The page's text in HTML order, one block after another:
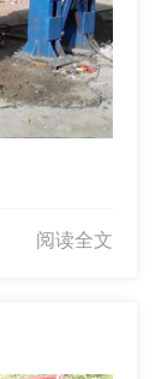
阅读全文